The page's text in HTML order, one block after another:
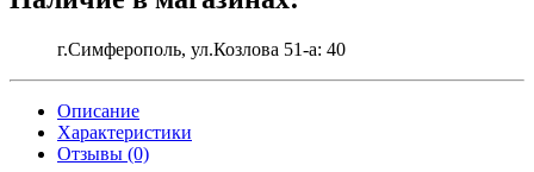
г.Симферополь, ул.Козлова 51-а: 40
Описание
Характеристики
Отзывы (0)